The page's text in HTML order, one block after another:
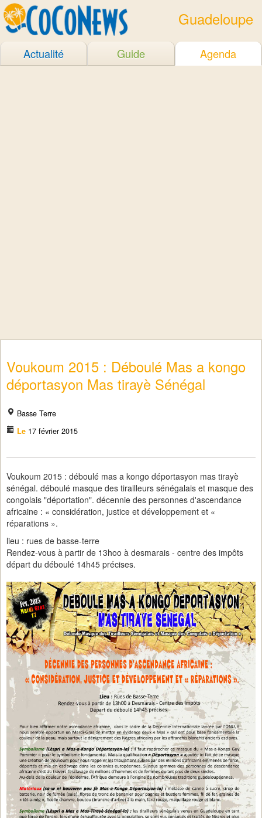
Guadeloupe
Actualité Guide Agenda
Voukoum 2015 : Déboulé Mas a kongo
déportasyon Mas tirayè Sénégal
Basse Terre
Le 17 février 2015
Voukoum 2015 : déboulé mas a kongo déportasyon mas tirayè
sénégal. déboulé masque des tirailleurs sénégalais et masque des
congolais "déportation". décennie des personnes d'ascendance
africaine : « considération, justice et développement et «
réparations ».
lieu : rues de basse-terre
Rendez-vous à partir de 13hoo à desmarais - centre des impôts
départ du déboulé 14h45 précises.